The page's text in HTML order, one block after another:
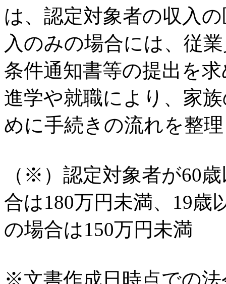
は、認定対象者の収入
入のみの場合には、従
条件通知書等の提出を
進学や就職により、家
めに手続きの流れを整
（※）認定対象者が60
合は180万円未満、19歳
の場合は150万円未満
※文書作成日時点での